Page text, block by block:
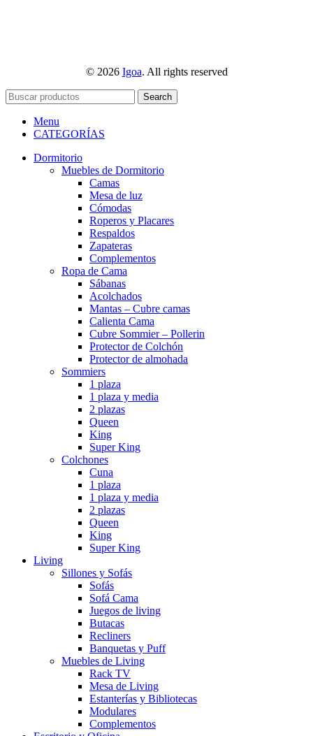
© 2026 Igoa. All rights reserved
Search
Menu
CATEGORÍAS
Dormitorio
Muebles de Dormitorio
Camas
Mesa de luz
Cómodas
Roperos y Placares
Respaldos
Zapateras
Complementos
Ropa de Cama
Sábanas
Acolchados
Mantas – Cubre camas
Calienta Cama
Cubre Sommier – Pollerin
Protector de Colchón
Protector de almohada
Sommiers
1 plaza
1 plaza y media
2 plazas
Queen
King
Super King
Colchones
Cuna
1 plaza
1 plaza y media
2 plazas
Queen
King
Super King
Living
Sillones y Sofás
Sofás
Sofá Cama
Juegos de living
Butacas
Recliners
Banquetas y Puff
Muebles de Living
Rack TV
Mesa de Living
Estanterías y Bibliotecas
Modulares
Complementos